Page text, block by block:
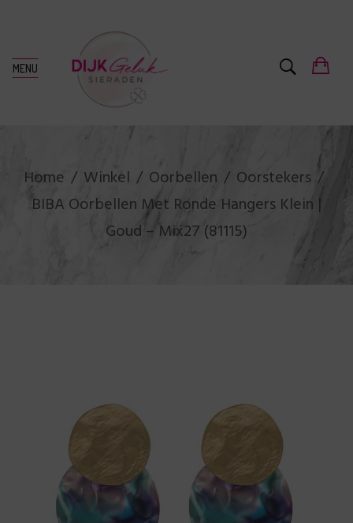
MENU
Home Winkel Oorbellen
Oorstekers
BIBA Oorbellen Met Ronde Hangers Klein |
Goud – Mix27 (81115)